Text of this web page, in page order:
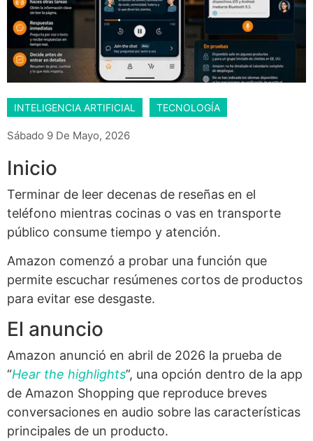
INTELIGENCIA ARTIFICIAL TECNOLOGÍA
Sábado 9 De Mayo, 2026
Inicio
Terminar de leer decenas de reseñas en el
teléfono mientras cocinas o vas en transporte
público consume tiempo y atención.
Amazon comenzó a probar una función que
permite escuchar resúmenes cortos de productos
para evitar ese desgaste.
El anuncio
Amazon anunció en abril de 2026 la prueba de
“Hear the highlights”, una opción dentro de la app
de Amazon Shopping que reproduce breves
conversaciones en audio sobre las características
principales de un producto.